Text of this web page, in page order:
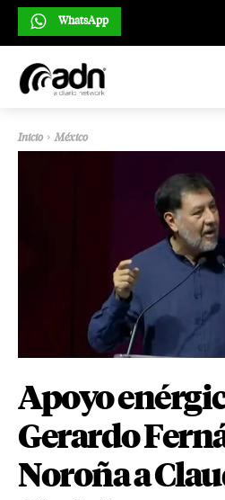
WhatsApp
Inicio México
Apoyo
Gerardo
Noroña a